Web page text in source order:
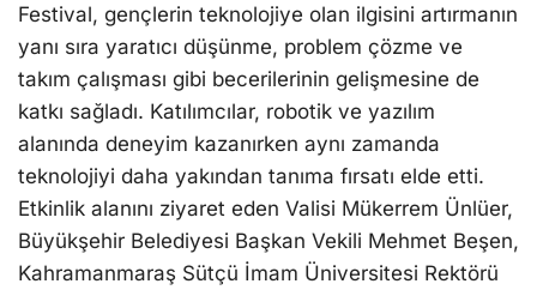
Festival, gençlerin teknolojiye olan ilgisini artırmanın
yanı sıra yaratıcı düşünme, problem çözme ve
takım çalışması gibi becerilerinin gelişmesine de
katkı sağladı. Katılımcılar, robotik ve yazılım
alanında deneyim kazanırken aynı zamanda
teknolojiyi daha yakından tanıma fırsatı elde etti.
Etkinlik alanını ziyaret eden Valisi Mükerrem Ünlüer,
Büyükşehir Belediyesi Başkan Vekili Mehmet Beşen,
Kahramanmaraş Sütçü İmam Üniversitesi Rektörü